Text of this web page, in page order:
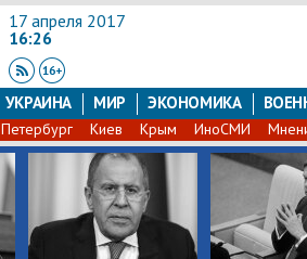
17 апреля 2017
16:26
УКРАИНА МИР ЭКОНОМИКА
Петербург Киев Крым ИноСМИ